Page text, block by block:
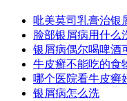
吡美莫司乳膏治银
脸部银屑病用什么
银屑病偶尔喝啤酒
牛皮癣不能吃的食
哪个医院看牛皮癣
银屑病怎么洗